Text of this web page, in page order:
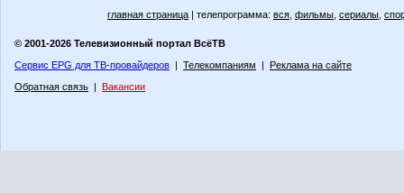
главная страница | телепрограмма: вся фильмы сериалы
© 2001-2026 Телевизионный портал ВсёТВ
Сервис EPG для ТВ-провайдеров | Телекомпаниям | Реклама на сайте
Обратная связь | Вакансии